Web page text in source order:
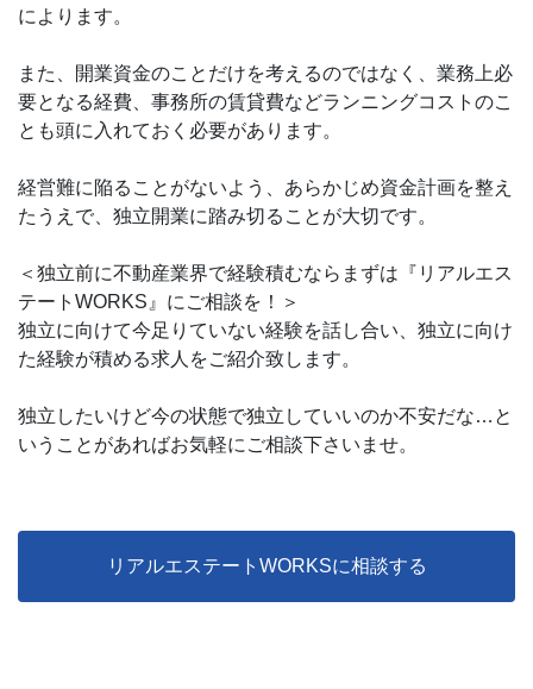
によります。
また、開業資金のことだけを考えるのではなく、業務上必
要となる経費、事務所の賃貸費などランニングコストのこ
とも頭に入れておく必要があります。
経営難に陥ることがないよう、あらかじめ資金計画を整え
たうえで、独立開業に踏み切ることが大切です。
＜独立前に不動産業界で経験積むならまずは『リアルエス
テートWORKS』にご相談を！＞
独立に向けて今足りていない経験を話し合い、独立に向け
た経験が積める求人をご紹介致します。
独立したいけど今の状態で独立していいのか不安だな…と
いうことがあればお気軽にご相談下さいませ。
リアルエステートWORKSに相談する